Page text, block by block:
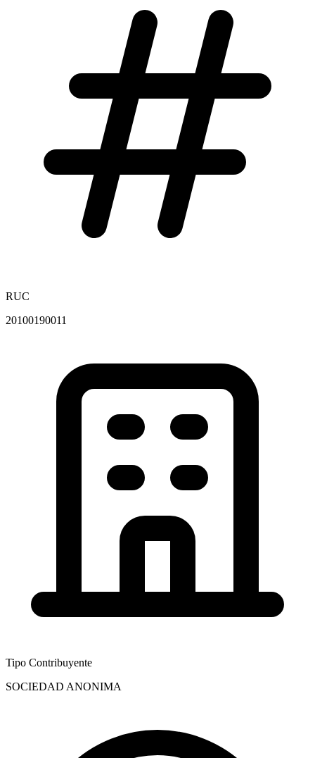
RUC
20100190011
Tipo Contribuyente
SOCIEDAD ANONIMA